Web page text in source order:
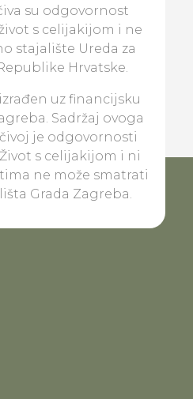
su odgovornost
s celijakijom i ne
stajalište Ureda za
Hrvatske.
uz financijsku
Sadržaj ovoga
je odgovornosti
s celijakijom i ni
ne može smatrati
Grada Zagreba.